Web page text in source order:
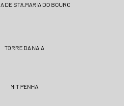
DE STA.MARIA DO BOURO
TORRE DA NAIA
MIT PENHA